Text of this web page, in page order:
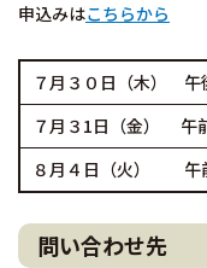
申込みはこちらから
７月３０日（木） 午
７月３1日（金） 午
８月４日（火） 午
問い合わせ先